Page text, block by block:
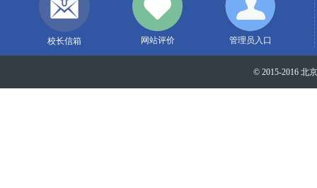
校长信箱 网站评价 管理员入口
© 2015-2016